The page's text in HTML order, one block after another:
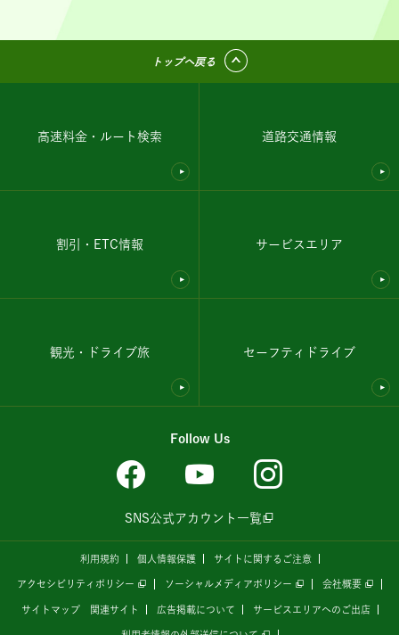
トップへ戻る
高速料金・ルート検索 道路交通情報
割引・ETC情報 サービスエリア
観光・ドライブ旅 セーフティドライブ
Follow Us
SNS公式アカウント一覧
利用規約 個人情報保護 サイトに関するご注意
アクセシビリティポリシー ソーシャルメディアポリシー 会社概要
サイトマップ 関連サイト 広告掲載について サービスエリアへのご出店